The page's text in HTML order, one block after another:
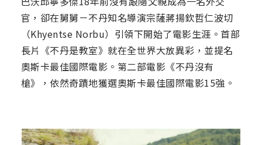
官，卻在舅舅－不丹知名導演宗薩蔣揚欽哲仁波切
（Khyentse Norbu）引領下開始了電影生涯。首部
長片《不丹是教室》就在全世界大放異彩，並提名
奧斯卡最佳國際電影。第二部電影《不丹沒有
槍》，依然奇蹟地獲選奧斯卡最佳國際電影15強。